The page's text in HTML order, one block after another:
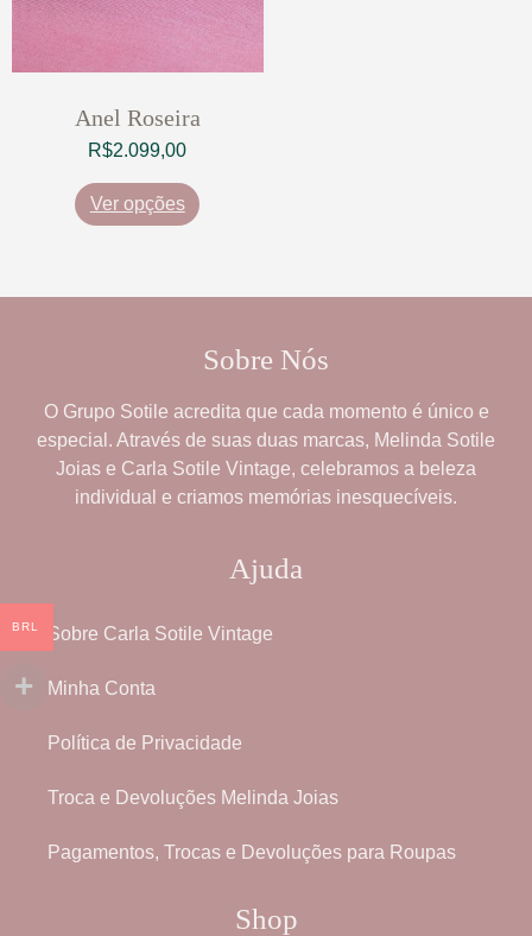
Anel Roseira
R$2.099,00
Ver opções
Sobre Nós
O Grupo Sotile acredita que cada momento é único e
especial. Através de suas duas marcas, Melinda Sotile
Joias e Carla Sotile Vintage, celebramos a beleza
individual e criamos memórias inesquecíveis.
Ajuda
Sobre Carla Sotile Vintage
Minha Conta
Política de Privacidade
Troca e Devoluções Melinda Joias
Pagamentos, Trocas e Devoluções para Roupas
Shop
BRL